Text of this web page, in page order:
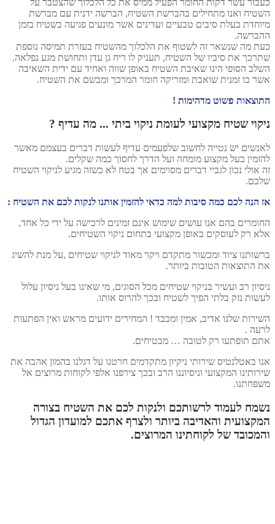
השטיח ואנו מתחילים בהברשת השטיח, הברשה ידנית עם מברשת
מיוחדת בעלת סיבים טבעיים ועדינים אשר מונעים פגיעה בשטיח בזמן
ההברשה.
כעת מה שנשאר זה לשטוף את הלכלוך מהשטיח בעזרת תמיסה נוספת
שתרכך את סיביו של השטיח, תעניק לו ריח גן עדן ותחושת מגע נפלאה.
השלב הסופי הינו שאיבת השטיח באופן שווה ואחיד עם ידית השאיבה
אשר בו זמנית שואבת ומזריקה חומר המרכך ומבשם את השטיח.
התוצאות פשוט מדהימות !
ניקוי שטיח מקצועי לעומת ניקוי ביתי ... מה עדיף ?
לאנשים יש נטייה לחשוב שלפעמים עדיף לעשות דברים בעצמם מאשר
להזמין בעל מקצוע מומחה ועל הדרך לחסוך כמה שקלים.
זה אולי נכון לגביי דברים מסוימים אך בטח לא כשזה מגיע לניקוי השטיח
שלכם.
אז הנה לכם כמה סיבות למה כדאי להזמין אותנו לנקות לכם את השטיח :
החומרים בהם אנו עושים שימוש אינם זמינים לרכישה על ידי כל אחד,
אלא רק לעוסקים באופן מקצועי בתחום ניקוי השטיחים.
ברשותנו ציוד ומכשור מתקדם ויקר מאוד לניקוי שטיחים ,על מנת להשיג
את התוצאות הטובות ביותר.
ניסיון רב ועשיר בניקוי שטיחים מכל הסוגים, מי שאינו בעל ניסיון עלול
לעשות נזק בלתי הפיך לשטיח ובכך להרוס אותו.
השירות שלנו אדיב, אמין ומכבד ! המחירים ידועים מראש ואין הפתעות
לרעה .
אתם תופתעו רק לטובה … מבטיחים.
אנו באטלנטיס שירותי ניקיון מתקדמים חרטנו על דגלנו בהמון אהבה את
שירותינו המקצועי וניסיוננו הרב ובכך צירפנו אלפי לקוחות מרוצים אל
משפחתנו.
נשמח לעמוד לרשותכם ולנקות לכם את השטיח בצורה
המקצועית והאדיבה ביותר ולצרף אתכם למועדון הגדול
והמכובד של לקוחתינו המרוצים.